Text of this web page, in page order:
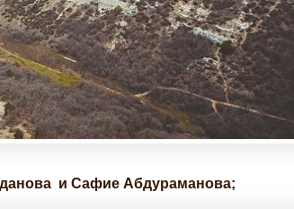
и Сафие Абдураманова;